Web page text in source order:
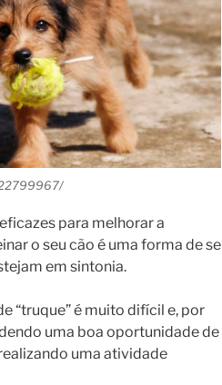
para melhorar a
o seu cão é uma forma de se
em sintonia.
“truque” é muito difícil e, por
uma boa oportunidade de
uma atividade